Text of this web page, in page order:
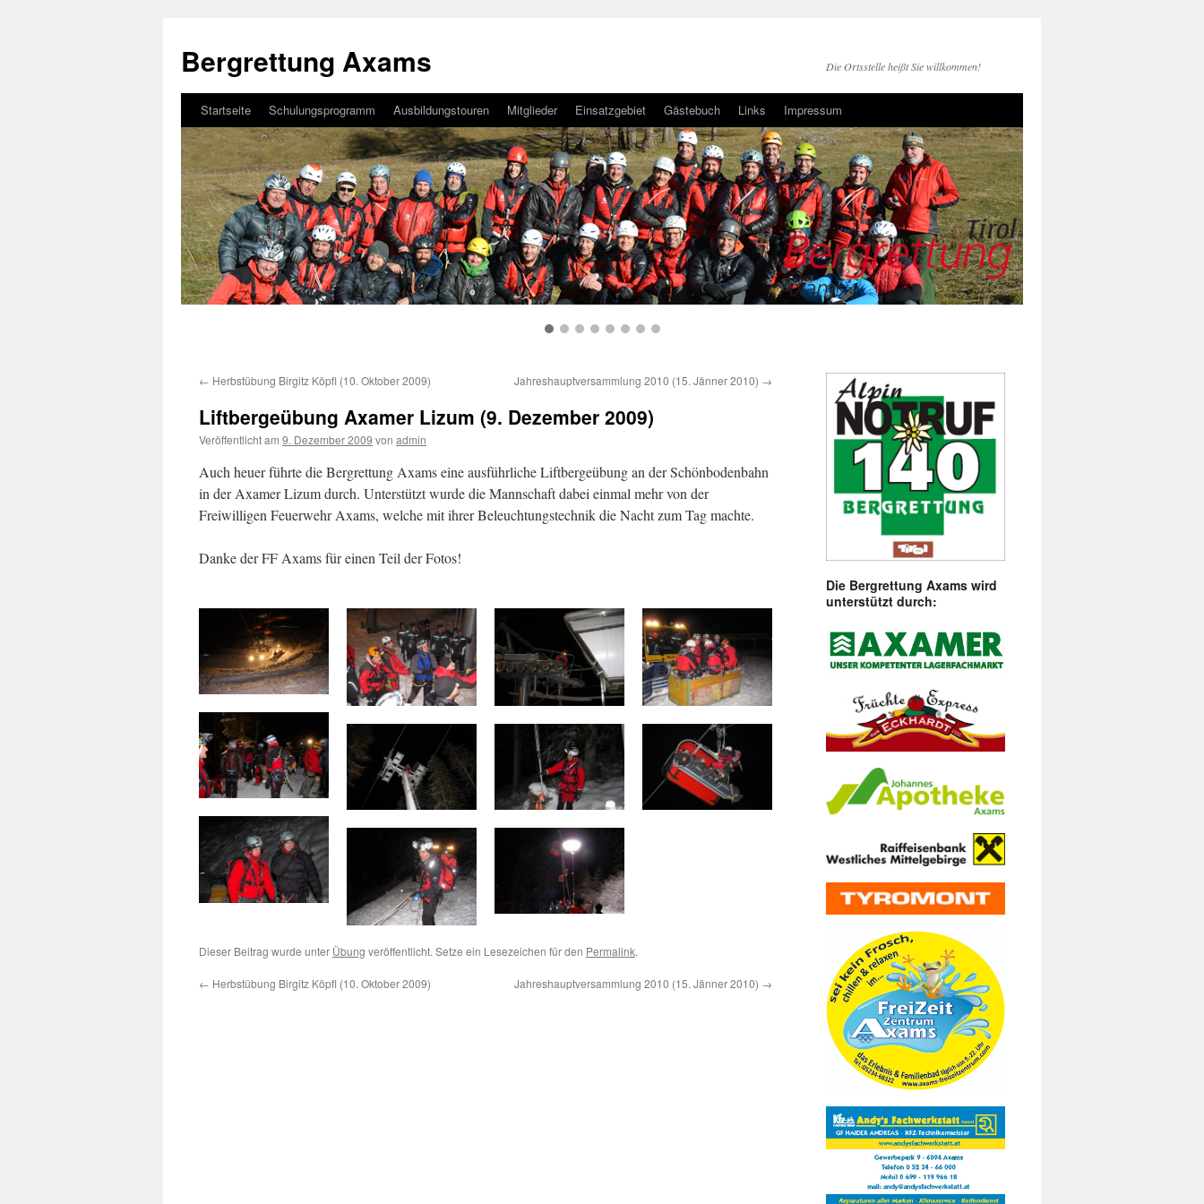
Bergrettung Axams Die Ortsstelle heißt Sie willkommen!
Zum
Inhalt
springen
Startseite Schulungsprogramm Ausbildungstouren Mitglieder Einsatzgebiet Gästebuch Links Impressum
← Herbstübung Birgitz Köpfl (10. Oktober 2009) Jahreshauptversammlung 2010 (15. Jänner 2010) →
Liftbergeübung Axamer Lizum (9. Dezember 2009)
Veröffentlicht am 9. Dezember 2009 von admin
Auch heuer führte die Bergrettung Axams eine ausführliche Liftbergeübung an der Schönbodenbahn
in der Axamer Lizum durch. Unterstützt wurde die Mannschaft dabei einmal mehr von der
Freiwilligen Feuerwehr Axams, welche mit ihrer Beleuchtungstechnik die Nacht zum Tag machte.
Danke der FF Axams für einen Teil der Fotos!
Dieser Beitrag wurde unter Übung veröffentlicht. Setze ein Lesezeichen für den Permalink.
← Herbstübung Birgitz Köpfl (10. Oktober 2009) Jahreshauptversammlung 2010 (15. Jänner 2010) →
Die Bergrettung Axams wird
unterstützt durch: